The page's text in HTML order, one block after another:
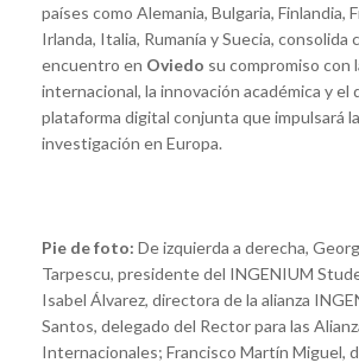
países como Alemania, Bulgaria, Finlandia,
Irlanda, Italia, Rumanía y Suecia, consolida
encuentro en Oviedo su compromiso con
internacional, la innovación académica y el
plataforma digital conjunta que impulsará
investigación en Europa.
Pie de foto: De izquierda a derecha,
Tarpescu, presidente del INGENIUM
Isabel Álvarez, directora de la alianza
Santos, delegado del Rector para las
Internacionales; Francisco Martín Miguel,